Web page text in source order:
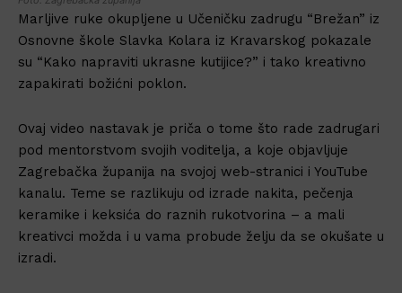
Marljive ruke okupljene u Učeničku zadrugu “Brežan” iz
Osnovne škole Slavka Kolara iz Kravarskog pokazale
su “Kako napraviti ukrasne kutijice?” i tako kreativno
zapakirati božićni poklon.
Ovaj video nastavak je priča o tome što rade zadrugari
pod mentorstvom svojih voditelja, a koje objavljuje
Zagrebačka županija na svojoj web-stranici i YouTube
kanalu. Teme se razlikuju od izrade nakita, pečenja
keramike i keksića do raznih rukotvorina – a mali
kreativci možda i u vama probude želju da se okušate u
izradi.